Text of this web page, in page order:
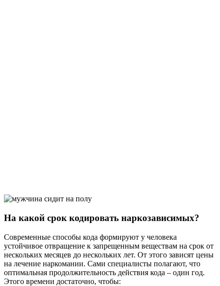
Нужна помощь?
Отправить заявку
На какой срок кодировать наркозависимых?
Современные способы кода формируют у человека
устойчивое отвращение к запрещенным веществам на срок от
нескольких месяцев до нескольких лет. От этого зависят цены
на лечение наркомании. Сами специалисты полагают, что
оптимальная продолжительность действия кода – один год.
Этого времени достаточно, чтобы: